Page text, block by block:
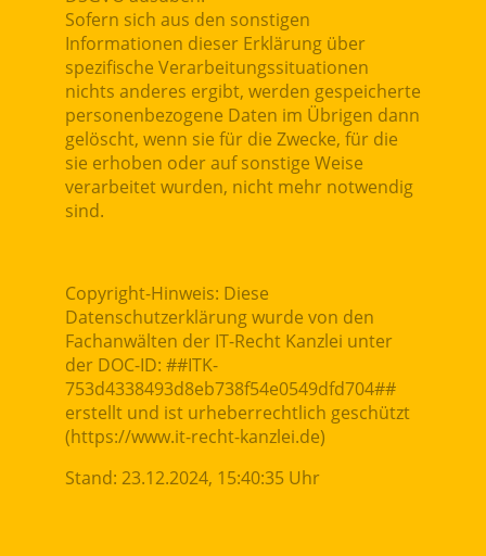
Sofern sich aus den sonstigen
Informationen dieser Erklärung über
spezifische Verarbeitungssituationen
nichts anderes ergibt, werden gespeicherte
personenbezogene Daten im Übrigen dann
gelöscht, wenn sie für die Zwecke, für die
sie erhoben oder auf sonstige Weise
verarbeitet wurden, nicht mehr notwendig
sind.
Copyright-Hinweis: Diese
Datenschutzerklärung wurde von den
Fachanwälten der IT-Recht Kanzlei unter
der DOC-ID: ##ITK-
753d4338493d8eb738f54e0549dfd704##
erstellt und ist urheberrechtlich geschützt
(https://www.it-recht-kanzlei.de)
Stand: 23.12.2024, 15:40:35 Uhr